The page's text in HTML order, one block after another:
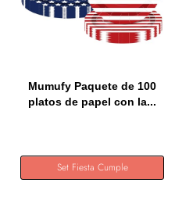
Mumufy Paquete de 100
platos de papel con la...
Set Fiesta Cumple